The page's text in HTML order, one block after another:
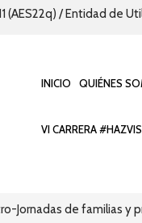
(AES22q) / Entidad de
INICIO QUIÉNES
VI CARRERA
Jornadas de familias y